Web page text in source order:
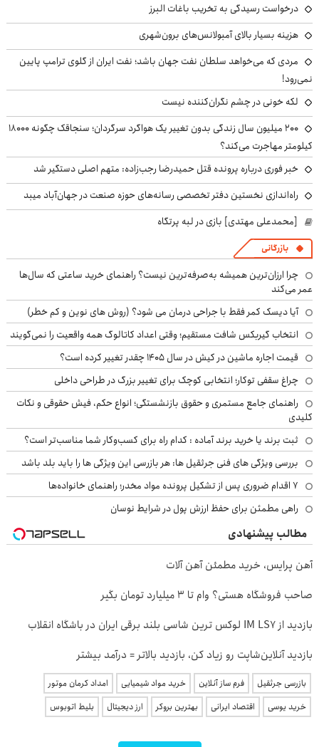
درخواست رسیدگی به تخریب باغات البرز
هزینه بسیار بالای آمبولانس‌های برون‌شهری
مردی که می‌خواهد سلطان نفت جهان باشد؛ نفت ایران از گلوی ترامپ پایین
نمی‌رود!
لکه خونی در چشم نگران‌کننده نیست
۲۰۰ میلیون سال زندگی بدون تغییر یک هواگرد سرگردان؛ سنجاقک‌ چگونه ۱۸۰۰۰
کیلومتر مهاجرت می‌کند؟
خبر فوری درباره پرونده قتل حمیدرضا رجب‌زاده: متهم اصلی دستگیر شد
راه‌اندازی نخستین دفتر تخصصی رسانه‌های حوزه صنعت در جهان‌آباد میبد
[محمدعلی مهتدی] بازی در لبه پرتگاه
بازرگانی
چرا ارزان‌ترین همیشه به‌صرفه‌ترین نیست؟ راهنمای خرید ساعتی که سال‌ها
عمر می‌کند
آیا دیسک کمر فقط با جراحی درمان می شود؟ (روش های نوین و کم خطر)
انتخاب گیربکس شافت مستقیم؛ وقتی اعداد کاتالوگ همه واقعیت را نمی‌گویند
قیمت اجاره ماشین در کیش در سال ۱۴۰۵ چقدر تغییر کرده است؟
چراغ سقفی توکار؛ انتخابی کوچک برای تغییر بزرگ در طراحی داخلی
راهنمای جامع مستمری و حقوق بازنشستگی؛ انواع حکم، فیش حقوقی و نکات
کلیدی
ثبت برند یا خرید برند آماده : کدام راه برای کسب‌وکار شما مناسب‌تر است؟
بررسی ویژگی های فنی جرثقیل ها: هر بازرسی این ویژگی ها را باید بلد باشد
۷ اقدام ضروری پس از تشکیل پرونده مواد مخدر؛ راهنمای خانواده‌ها
راهی مطمئن برای حفظ ارزش پول در شرایط نوسان
مطالب پیشنهادی
آهن پرایس، خرید مطمئن آهن آلات
صاحب فروشگاه هستی؟ وام تا ۳ میلیارد تومان بگیر
بازدید از IM LS7 لوکس ترین شاسی بلند برقی ایران در باشگاه انقلاب
بازدید آنلاین‌شاپت رو زیاد کن، بازدید بالاتر = درآمد بیشتر
بازرسی جرثقیل فرم ساز آنلاین خرید مواد شیمیایی
امداد کرمان موتور
خرید یوسی
اقتصاد ایرانی بهترین بروکر ارز دیجیتال بلیط اتوبوس